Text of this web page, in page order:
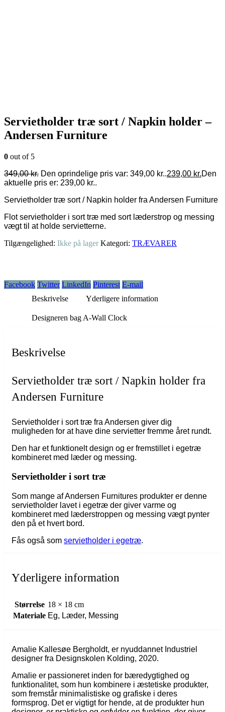
Servietholder træ sort / Napkin holder –
Andersen Furniture
0 out of 5
349,00kr. Den oprindelige pris var: 349,00 kr..239,00 kr.Den
aktuelle pris er: 239,00 kr..
Servietholder træ sort / Napkin holder fra Andersen Furniture
Flot servietholder i sort træ med sort læderstrop og messing
vægt til at holde servietterne.
Tilgængelighed: Ikke på lager Kategori: TRÆVARER
Facebook Twitter LinkedIn Pinterest E-mail
Beskrivelse
Yderligere information
Designeren bag A-Wall Clock
Beskrivelse
Servietholder træ sort / Napkin holder fra
Andersen Furniture
Servietholder i sort træ fra Andersen giver dig
muligheden for at have dine servietter fremme året rundt.
Den har et funktionelt design og er fremstillet i egetræ
kombineret med læder og messing.
Servietholder i sort træ
Som mange af Andersen Furnitures produkter er denne
servietholder lavet i egetræ der giver varme og
kombineret med læderstroppen og messing vægt pynter
den på et hvert bord.
Fås også som servietholder i egetræ.
Yderligere information
Størrelse 18 × 18 cm
Materiale Eg, Læder, Messing
Amalie Kallesøe Bergholdt, er nyuddannet Industriel
designer fra Designskolen Kolding, 2020.
Amalie er passioneret inden for bæredygtighed og
funktionalitet, som hun kombinere i æstetiske produkter,
som fremstår minimalistiske og grafiske i deres
formsprog. Det er vigtigt for hende, at de produkter hun